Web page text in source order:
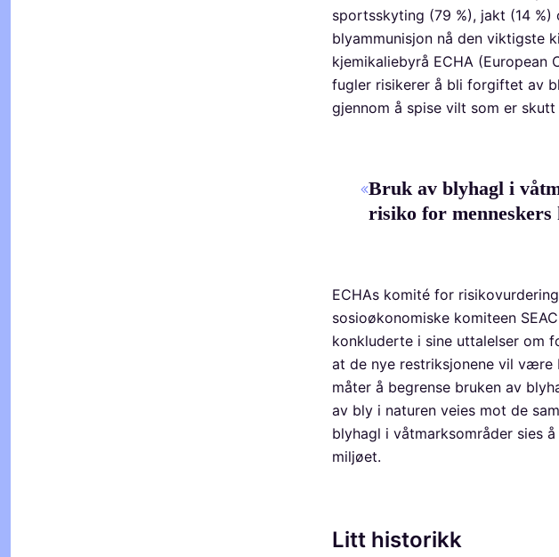
sportsskyting (79 %), jakt (14
blyammunisjon nå den viktigste
kjemikaliebyrå ECHA (European
fugler risikerer å bli forgiftet av
gjennom å spise vilt som er
Bruk av blyhagl i
risiko for menneskers
ECHAs komité for
sosioøkonomiske komiteen
konkluderte i sine uttalelser om
at de nye restriksjonene vil være
måter å begrense bruken av
av bly i naturen veies mot de
blyhagl i våtmarksområder sies
miljøet.
Litt historikk